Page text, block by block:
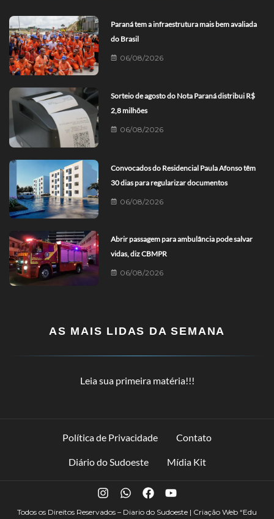
Paraná tem a infraestrutura mais bem avaliada
do Brasil
06/08/2026
Sorteio de agosto do Nota Paraná distribui R$
2,8 milhões
06/08/2026
Convocados do Residencial Paula Afonso têm
30 dias para regularizar documentos
06/08/2026
Abrir passagem para ambulância pode salvar
vidas, diz CBMPR
06/08/2026
AS MAIS LIDAS DA SEMANA
Leia sua primeira matéria!!!
Política de Privacidade Contato
Diário do Sudoeste Mídia Kit
Todos os Direitos Reservados – Diario do Sudoeste | Criação Web “Edu